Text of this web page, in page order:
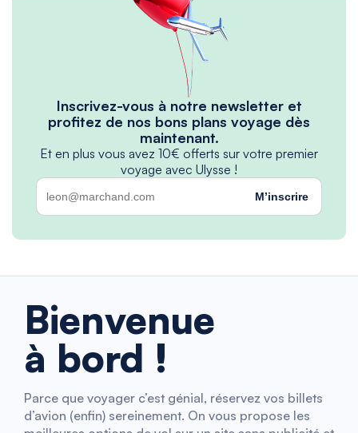
Inscrivez-vous à notre newsletter et
profitez de nos bons plans voyage dès
maintenant.
Et en plus vous avez 10€ offerts sur votre premier
voyage avec Ulysse !
M’inscrire
Bienvenue
à bord !
Parce que voyager c’est génial, réservez vos billets
d’avion (enfin) sereinement. On vous propose les